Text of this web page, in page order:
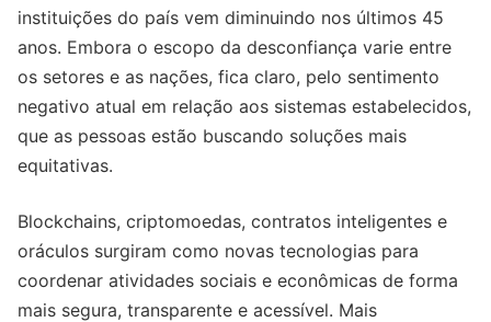
instituições do país vem diminuindo nos últimos 45
anos. Embora o escopo da desconfiança varie entre
os setores e as nações, fica claro, pelo sentimento
negativo atual em relação aos sistemas estabelecidos,
que as pessoas estão buscando soluções mais
equitativas.
Blockchains, criptomoedas, contratos inteligentes e
oráculos surgiram como novas tecnologias para
coordenar atividades sociais e econômicas de forma
mais segura, transparente e acessível. Mais